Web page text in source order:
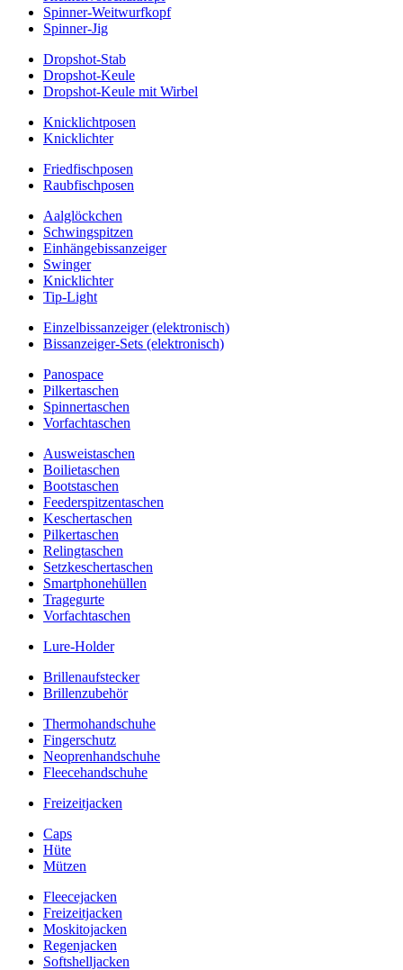
Spinner-Weitwurfkopf
Spinner-Jig
Dropshot-Stab
Dropshot-Keule
Dropshot-Keule mit Wirbel
Knicklichtposen
Knicklichter
Friedfischposen
Raubfischposen
Aalglöckchen
Schwingspitzen
Einhängebissanzeiger
Swinger
Knicklichter
Tip-Light
Einzelbissanzeiger (elektronisch)
Bissanzeiger-Sets (elektronisch)
Panospace
Pilkertaschen
Spinnertaschen
Vorfachtaschen
Ausweistaschen
Boilietaschen
Bootstaschen
Feederspitzentaschen
Keschertaschen
Pilkertaschen
Relingtaschen
Setzkeschertaschen
Smartphonehüllen
Tragegurte
Vorfachtaschen
Lure-Holder
Brillenaufstecker
Brillenzubehör
Thermohandschuhe
Fingerschutz
Neoprenhandschuhe
Fleecehandschuhe
Freizeitjacken
Caps
Hüte
Mützen
Fleecejacken
Freizeitjacken
Moskitojacken
Regenjacken
Softshelljacken